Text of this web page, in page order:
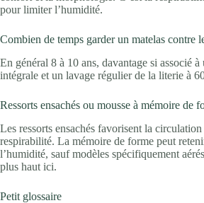
pour limiter l’humidité.
Combien de temps garder un matelas contre
En général 8 à 10 ans, davantage si associé
intégrale et un lavage régulier de la literie à
Ressorts ensachés ou mousse à mémoire de
Les ressorts ensachés favorisent la
respirabilité. La mémoire de forme peut
l’humidité, sauf modèles spécifiquement
plus haut ici.
Petit glossaire